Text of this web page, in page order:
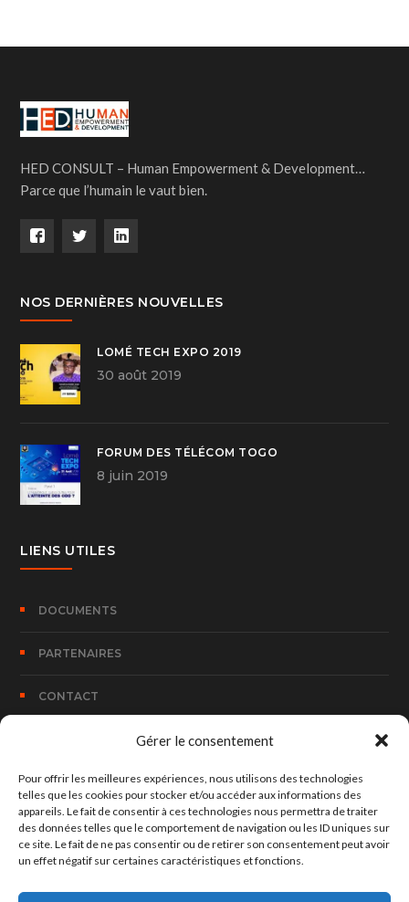
Gérer le consentement
Pour offrir les meilleures expériences, nous utilisons des technologies
telles que les cookies pour stocker et/ou accéder aux informations des
appareils. Le fait de consentir à ces technologies nous permettra de traiter
des données telles que le comportement de navigation ou les ID uniques sur
ce site. Le fait de ne pas consentir ou de retirer son consentement peut avoir
un effet négatif sur certaines caractéristiques et fonctions.
HED CONSULT – Human Empowerment & Development…
Parce que l’humain le vaut bien.
NOS DERNIÈRES NOUVELLES
LOMÉ TECH EXPO 2019
30 août 2019
FORUM DES TÉLÉCOM TOGO
8 juin 2019
LIENS UTILES
DOCUMENTS
PARTENAIRES
CONTACT
100, Rue Bombouaka 14 B.P. 170 Lomé – TOGO
hed@hedconsult.net